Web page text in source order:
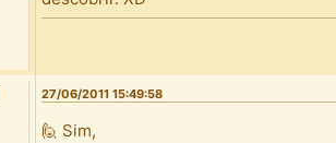
27/06/2011 15:49:58
🙋 Sim,